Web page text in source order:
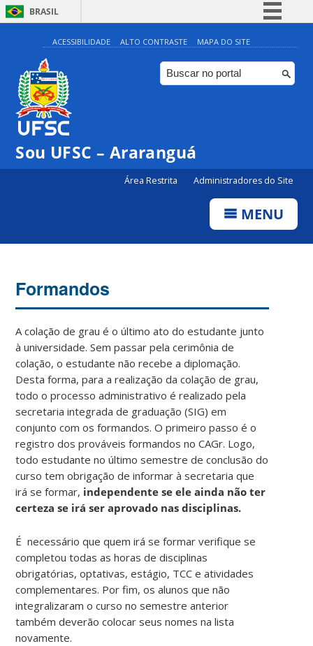
BRASIL
Simplifique!
Comunica BR
Participe
ACESSIBILIDADE ALTO CONTRASTE MAPA DO SITE
Sou UFSC – Araranguá
Área Restrita Administradores do Site
MENU
Formandos
A colação de grau é o último ato do estudante junto
à universidade. Sem passar pela cerimônia de
colação, o estudante não recebe a diplomação.
Desta forma, para a realização da colação de grau,
todo o processo administrativo é realizado pela
secretaria integrada de graduação (SIG) em
conjunto com os formandos. O primeiro passo é o
registro dos prováveis formandos no CAGr. Logo,
todo estudante no último semestre de conclusão do
curso tem obrigação de informar à secretaria que
irá se formar, independente se ele ainda não ter
certeza se irá ser aprovado nas disciplinas.
É necessário que quem irá se formar verifique se
completou todas as horas de disciplinas
obrigatórias, optativas, estágio, TCC e atividades
complementares. Por fim, os alunos que não
integralizaram o curso no semestre anterior
também deverão colocar seus nomes na lista
novamente.